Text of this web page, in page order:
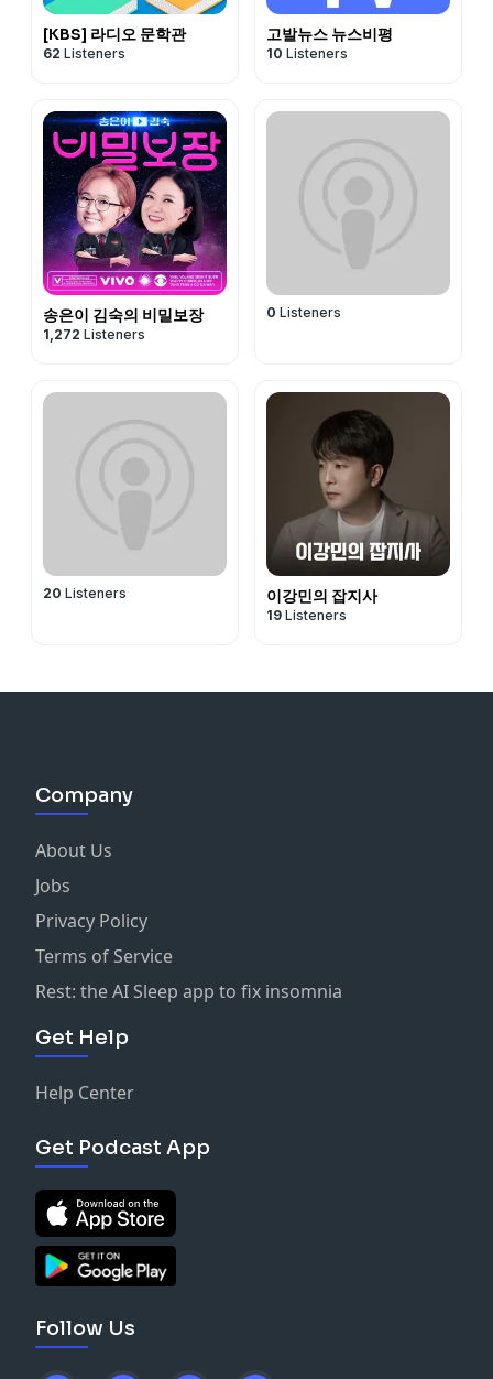
[KBS] 라디오 문학관
62 Listeners
고발뉴스 뉴스비평
10 Listeners
송은이 김숙의 비밀보장
1,272 Listeners
0 Listeners
20 Listeners 이강민의 잡지사
19 Listeners
Company
About Us
Jobs
Privacy Policy
Terms of Service
Rest: the AI Sleep app to fix insomnia
Get Help
Help Center
Get Podcast App
Follow Us